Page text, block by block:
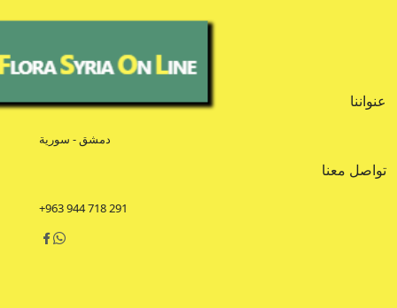
عنواننا
دمشق - سورية
تواصل معنا
+963 944 718 291